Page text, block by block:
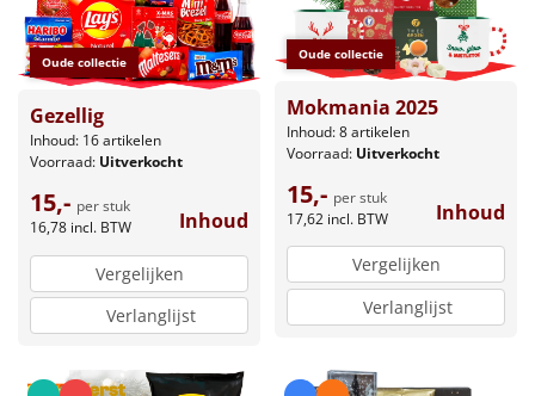
Oude collectie
Gezellig
Inhoud: 16 artikelen
Voorraad: Uitverkocht
15,- per stuk
16,78 incl. BTW Inhoud
Vergelijken
Verlanglijst
Oude collectie
Mokmania 2025
Inhoud: 8 artikelen
Voorraad: Uitverkocht
15,- per stuk
17,62 incl. BTW Inhoud
Vergelijken
Verlanglijst